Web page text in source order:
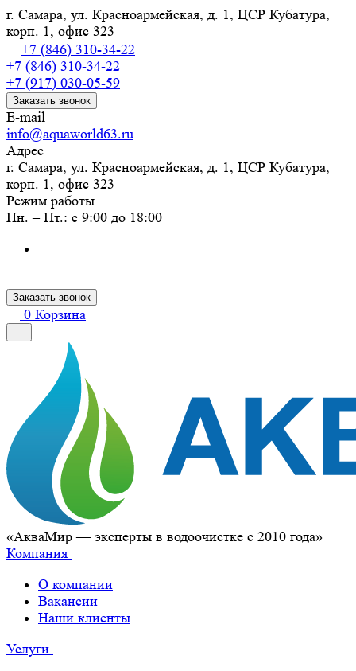
г. Самара, ул. Красноармейская, д. 1, ЦСР Кубатура,
корп. 1, офис 323
+7 (846) 310-34-22
+7 (846) 310-34-22
+7 (917) 030-05-59
Заказать звонок
E-mail
info@aquaworld63.ru
Адрес
г. Самара, ул. Красноармейская, д. 1, ЦСР Кубатура,
корп. 1, офис 323
Режим работы
Пн. – Пт.: с 9:00 до 18:00
Заказать звонок
0 Корзина
«АкваМир — эксперты в водоочистке с 2010 года»
Компания
О компании
Вакансии
Наши клиенты
Услуги